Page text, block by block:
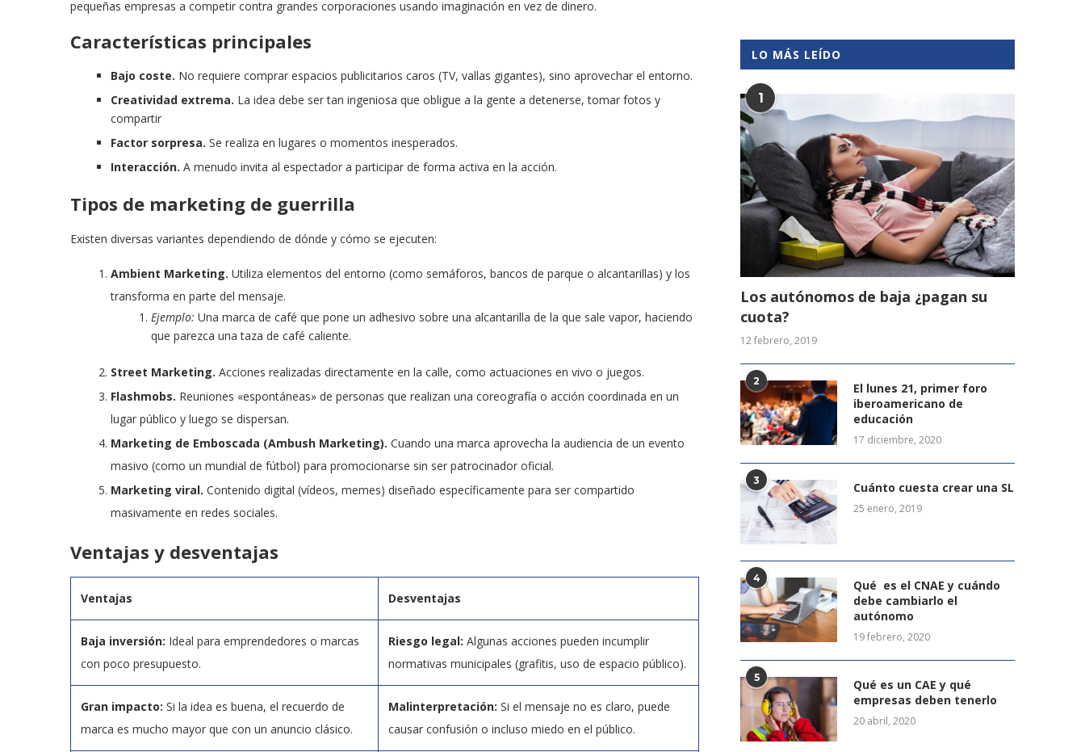
pequeñas empresas a competir contra grandes corporaciones usando imaginación en vez de dinero.
Características principales
Bajo coste. No requiere comprar espacios publicitarios caros (TV, vallas gigantes), sino aprovechar el entorno.
Creatividad extrema. La idea debe ser tan ingeniosa que obligue a la gente a detenerse, tomar fotos y
compartir
Factor sorpresa. Se realiza en lugares o momentos inesperados.
Interacción. A menudo invita al espectador a participar de forma activa en la acción.
Tipos de marketing de guerrilla
Existen diversas variantes dependiendo de dónde y cómo se ejecuten:
Ambient Marketing. Utiliza elementos del entorno (como semáforos, bancos de parque o alcantarillas) y los
transforma en parte del mensaje.
Ejemplo: Una marca de café que pone un adhesivo sobre una alcantarilla de la que sale vapor, haciendo
que parezca una taza de café caliente.
Street Marketing. Acciones realizadas directamente en la calle, como actuaciones en vivo o juegos.
Flashmobs. Reuniones «espontáneas» de personas que realizan una coreografía o acción coordinada en un
lugar público y luego se dispersan.
Marketing de Emboscada (Ambush Marketing). Cuando una marca aprovecha la audiencia de un evento
masivo (como un mundial de fútbol) para promocionarse sin ser patrocinador oficial.
Marketing viral. Contenido digital (vídeos, memes) diseñado específicamente para ser compartido
masivamente en redes sociales.
Ventajas y desventajas
Ventajas Desventajas
Baja inversión: Ideal para emprendedores o marcas
con poco presupuesto.
Riesgo legal: Algunas acciones pueden incumplir
normativas municipales (grafitis, uso de espacio público).
Gran impacto: Si la idea es buena, el recuerdo de
marca es mucho mayor que con un anuncio clásico.
Malinterpretación: Si el mensaje no es claro, puede
causar confusión o incluso miedo en el público.
LO MÁS LEÍDO
1
Los autónomos de baja ¿pagan su
cuota?
12 febrero, 2019
2
El lunes 21, primer foro
iberoamericano de
educación
17 diciembre, 2020
3 Cuánto cuesta crear una SL
25 enero, 2019
4
Qué es el CNAE y cuándo
debe cambiarlo el
autónomo
19 febrero, 2020
5
Qué es un CAE y qué
empresas deben tenerlo
20 abril, 2020